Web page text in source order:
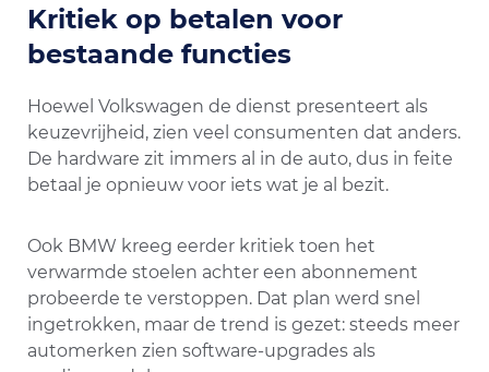
Kritiek op betalen voor
bestaande functies
Hoewel Volkswagen de dienst presenteert als
keuzevrijheid, zien veel consumenten dat anders.
De hardware zit immers al in de auto, dus in feite
betaal je opnieuw voor iets wat je al bezit.
Ook BMW kreeg eerder kritiek toen het
verwarmde stoelen achter een abonnement
probeerde te verstoppen. Dat plan werd snel
ingetrokken, maar de trend is gezet: steeds meer
automerken zien software-upgrades als